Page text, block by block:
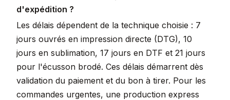
d'expédition ?
Les délais dépendent de la technique choisie : 7
jours ouvrés en impression directe (DTG), 10
jours en sublimation, 17 jours en DTF et 21 jours
pour l'écusson brodé. Ces délais démarrent dès
validation du paiement et du bon à tirer. Pour les
commandes urgentes, une production express